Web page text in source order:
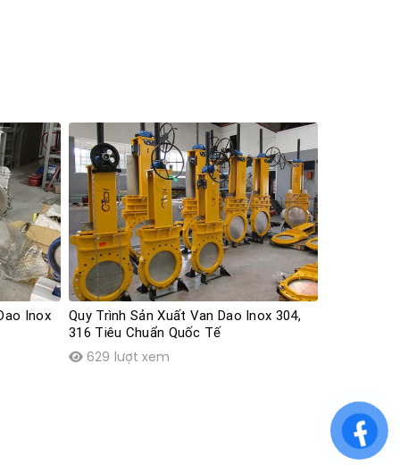
Inox
Quy Trình Sản Xuất Van Dao Inox 304,
316 Tiêu Chuẩn Quốc Tế
629 lượt xem